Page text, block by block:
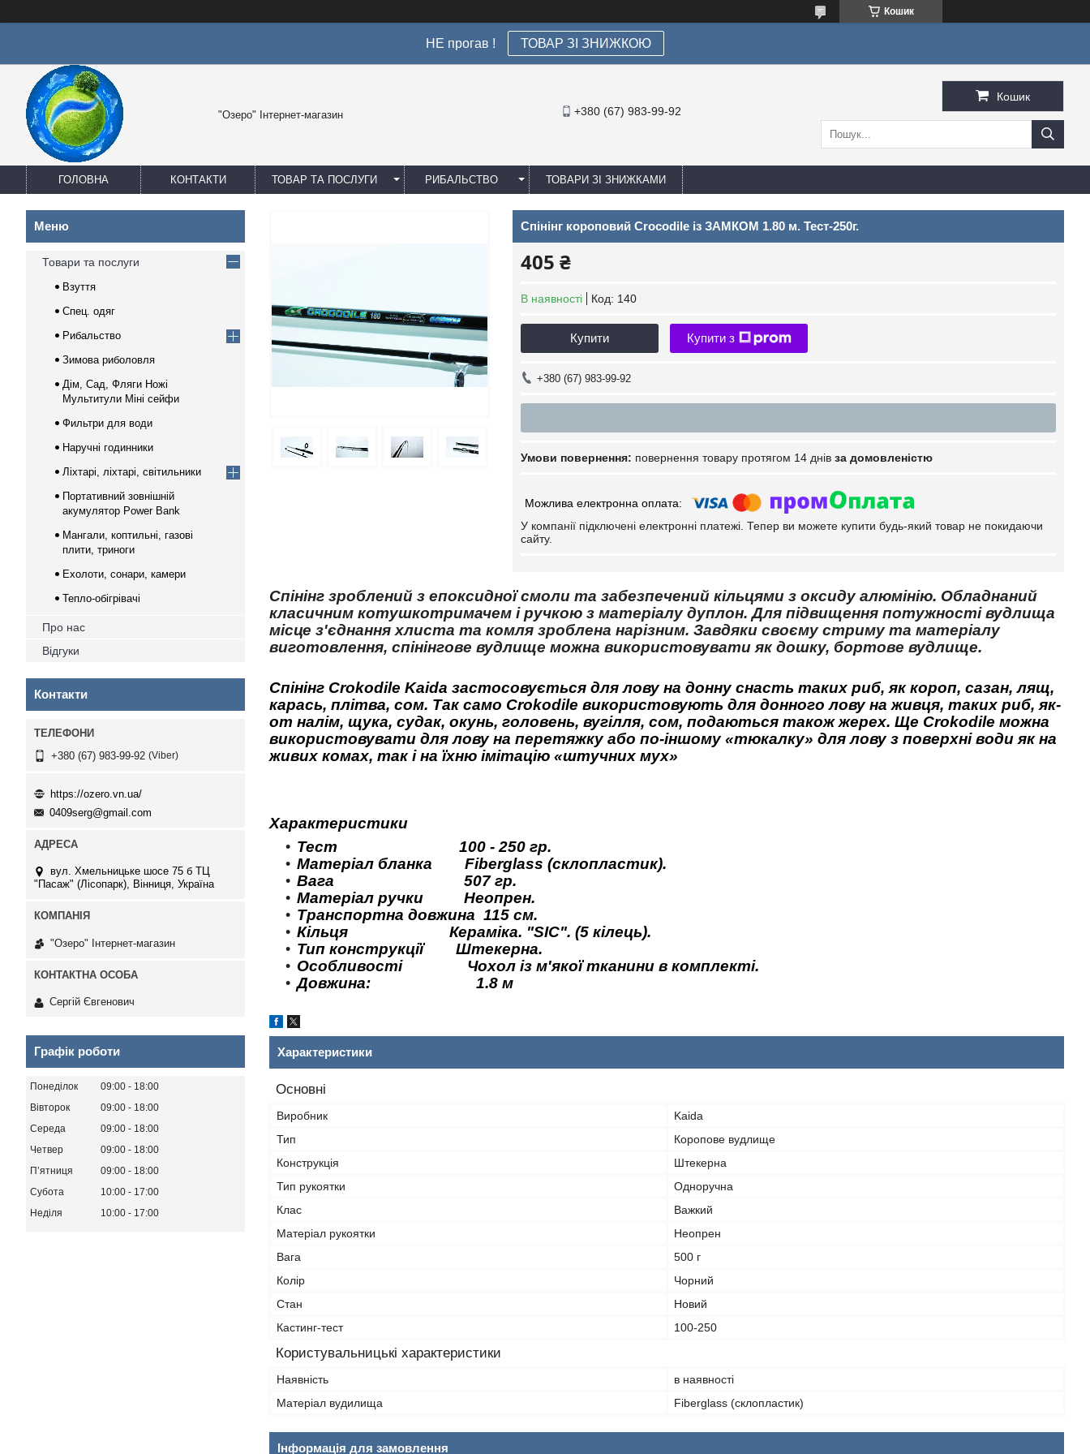
Кошик
НЕ прогав ! ТОВАР ЗІ ЗНИЖКОЮ
"Озеро" Інтернет-магазин +380 (67) 983-99-92
Кошик
ГОЛОВНА КОНТАКТИ ТОВАР ТА ПОСЛУГИ РИБАЛЬСТВО ТОВАРИ ЗІ ЗНИЖКАМИ
Спінінг короповий Crocodile із ЗАМКОМ 1.80 м. Тест-250г.
405 ₴
В наявності Код: 140
Купити Купити з
+380 (67) 983-99-92
повернення товару протягом 14 днів за домовленістю
У компанії підключені електронні платежі. Тепер ви можете купити будь-який товар не покидаючи
сайту.
Спінінг зроблений з епоксидної смоли та забезпечений кільцями з оксиду алюмінію. Обладнаний
класичним котушкотримачем і ручкою з матеріалу дуплон. Для підвищення потужності вудлища
місце з'єднання хлиста та комля зроблена нарізним. Завдяки своєму стриму та матеріалу
виготовлення, спінінгове вудлище можна використовувати як дошку, бортове вудлище.
Спінінг Crokodile Kaida застосовується для лову на донну снасть таких риб, як короп, сазан, лящ,
карась, плітва, сом. Так само Crokodile використовують для донного лову на живця, таких риб, як-
от налім, щука, судак, окунь, головень, вугілля, сом, подаються також жерех. Ще Crokodile можна
використовувати для лову на перетяжку або по-іншому «тюкалку» для лову з поверхні води як на
живих комах, так і на їхню імітацію «штучних мух»
Характеристики
Тест 100 - 250 гр.
Матеріал бланка Fiberglass (склопластик).
Вага 507 гр.
Матеріал ручки Неопрен.
Транспортна довжина 115 см.
Кільця Кераміка. "SIC". (5 кілець).
Тип конструкції Штекерна.
Особливості Чохол із м'якої тканини в комплекті.
Довжина: 1.8 м
Характеристики
Основні
Виробник
Kaida
Тип
Коропове вудлище
Конструкція
Штекерна
Тип рукоятки
Одноручна
Клас
Важкий
Матеріал рукоятки
Неопрен
Вага
500 г
Колір
Чорний
Стан
Новий
Кастинг-тест
100-250
Користувальницькі характеристики
Наявність
в наявності
Матеріал вудилища
Fiberglass (склопластик)
Інформація для замовлення
Товари та послуги
Взуття
Спец. одяг
Рибальство
Зимова риболовля
Дім, Сад, Фляги Ножі
Мультитули Міні сейфи
Фильтри для води
Наручні годинники
Ліхтарі, ліхтарі, світильники
Портативний зовнішній
акумулятор Power Bank
Мангали, коптильні, газові
плити, триноги
Ехолоти, сонари, камери
Тепло-обігрівачі
Про нас
Відгуки
Контакти
+380 (67) 983-99-92 Viber
https://ozero.vn.ua/
0409serg@gmail.com
вул. Хмельницьке шосе 75 б ТЦ
"Пасаж" (Лісопарк), Вінниця, Україна
"Озеро" Інтернет-магазин
Сергій Євгенович
Графік роботи
Понеділок 09:00
18:00
Вівторок
09:00
18:00
Середа
09:00
18:00
Четвер
09:00
18:00
Пʼятниця
09:00
18:00
Субота
10:00
17:00
Неділя
10:00 17:00